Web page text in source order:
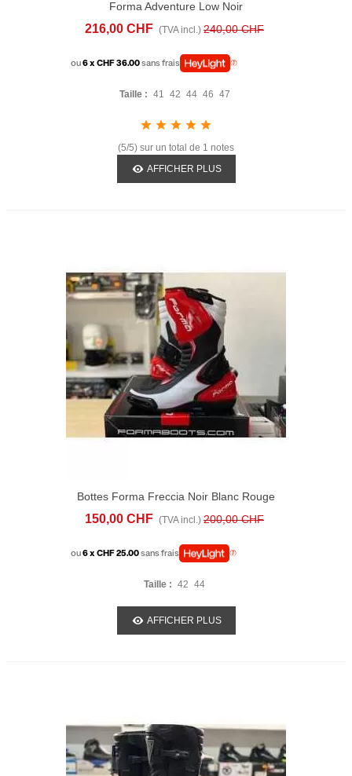
Forma Adventure Low Noir
216,00 CHF (TVA incl.) 240,00 CHF
ou6 x CHF 36.00sans frais
Taille : 41 42 44 46 47
(5/5) sur un total de 1 notes
AFFICHER PLUS
Bottes Forma Freccia Noir Blanc Rouge
150,00 CHF (TVA incl.) 200,00 CHF
ou6 x CHF 25.00sans frais
Taille : 42 44
AFFICHER PLUS